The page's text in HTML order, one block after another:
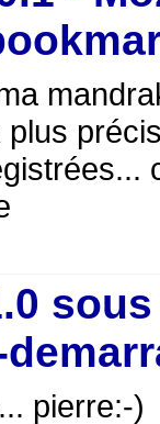
sous
pierre:-)